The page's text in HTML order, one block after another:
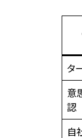
タ
意
認
自